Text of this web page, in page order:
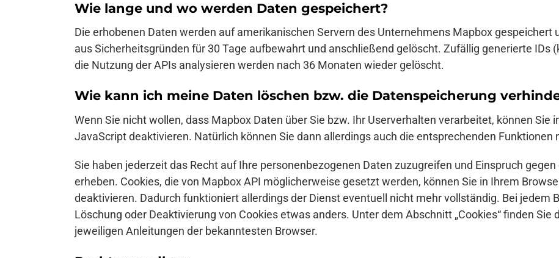
Wie lange und wo werden Daten gespeichert?
Die erhobenen Daten werden auf amerikanischen Servern des Unternehmens Mapbox gespeichert
aus Sicherheitsgründen für 30 Tage aufbewahrt und anschließend gelöscht. Zufällig generierte IDs
die Nutzung der APIs analysieren werden nach 36 Monaten wieder gelöscht.
Wie kann ich meine Daten löschen bzw. die Datenspeicherung
Wenn Sie nicht wollen, dass Mapbox Daten über Sie bzw. Ihr Userverhalten verarbeitet, können Sie
JavaScript deaktivieren. Natürlich können Sie dann allerdings auch die entsprechenden
Sie haben jederzeit das Recht auf Ihre personenbezogenen Daten zuzugreifen und Einspruch
erheben. Cookies, die von Mapbox API möglicherweise gesetzt werden, können Sie in Ihrem
deaktivieren. Dadurch funktioniert allerdings der Dienst eventuell nicht mehr vollständig. Bei jedem
Löschung oder Deaktivierung von Cookies etwas anders. Unter dem Abschnitt „Cookies“ finden Sie
jeweiligen Anleitungen der bekanntesten Browser.